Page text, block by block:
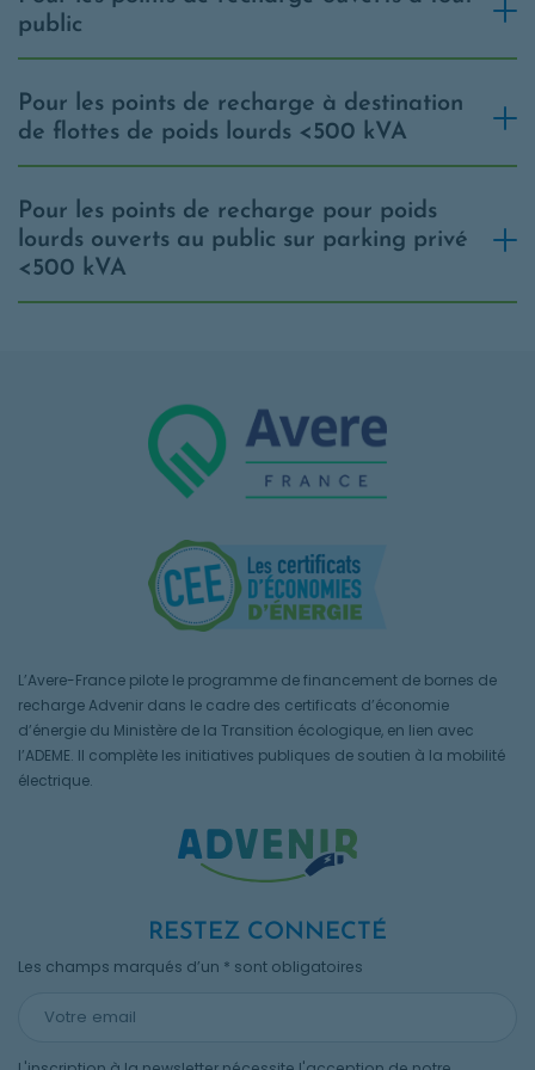
public
Pour les points de recharge à destination
de flottes de poids lourds <500 kVA
Pour les points de recharge pour poids
lourds ouverts au public sur parking privé
<500 kVA
L’Avere-France pilote le programme de financement de bornes de
recharge Advenir dans le cadre des certificats d’économie
d’énergie du Ministère de la Transition écologique, en lien avec
l’ADEME. Il complète les initiatives publiques de soutien à la mobilité
électrique.
RESTEZ CONNECTÉ
Les champs marqués d’un * sont obligatoires